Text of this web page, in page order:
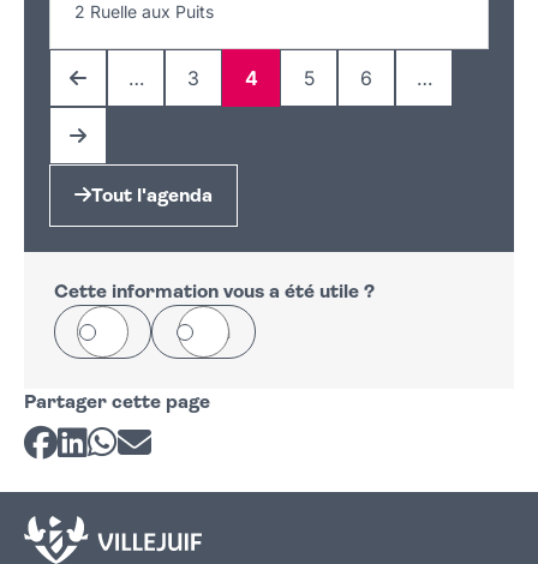
2 Ruelle aux Puits
Page précédente
…
Page
3
Page
4
Page
5
Page
6 …
Page suivante
Tout l'agenda
Cette information vous a été utile ?
Oui Non
Partager cette page
Partager sur Facebook
Partager sur LinkedIn
Partager sur Whatsapp
Partager par courriel